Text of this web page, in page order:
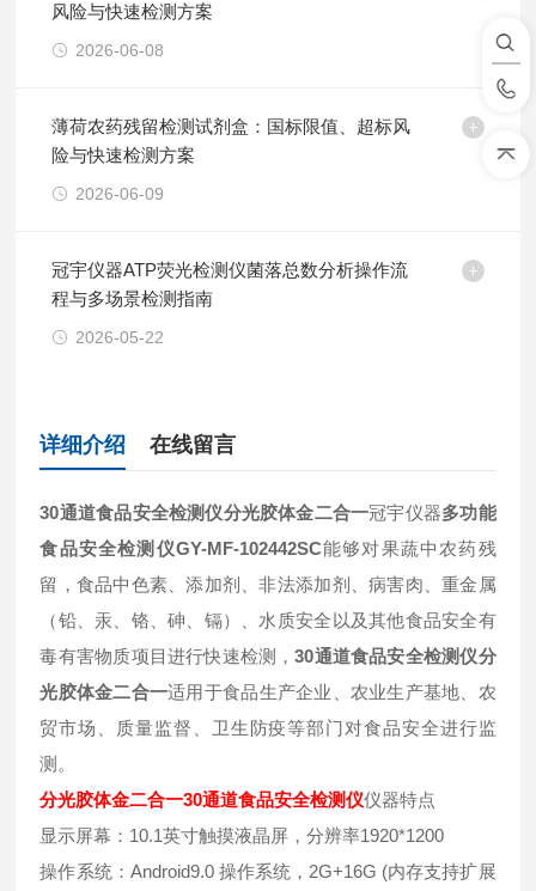
风险与快速检测方案
2026-06-08
薄荷农药残留检测试剂盒：国标限值、超标风
险与快速检测方案
2026-06-09
冠宇仪器ATP荧光检测仪菌落总数分析操作流
程与多场景检测指南
2026-05-22
详细介绍 在线留言
30通道食品安全检测仪分光胶体金二合一冠宇仪器多功能
食品安全检测仪GY-MF-102442SC能够对果蔬中农药残
留，食品中色素、添加剂、非法添加剂、病害肉、重金属
（铅、汞、铬、砷、镉）、水质安全以及其他食品安全有
毒有害物质项目进行快速检测，30通道食品安全检测仪分
光胶体金二合一适用于食品生产企业、农业生产基地、农
贸市场、质量监督、卫生防疫等部门对食品安全进行监
测。
分光胶体金二合一30通道食品安全检测仪仪器特点
显示屏幕：10.1英寸触摸液晶屏，分辨率1920*1200
操作系统：Android9.0 操作系统，2G+16G (内存支持扩展